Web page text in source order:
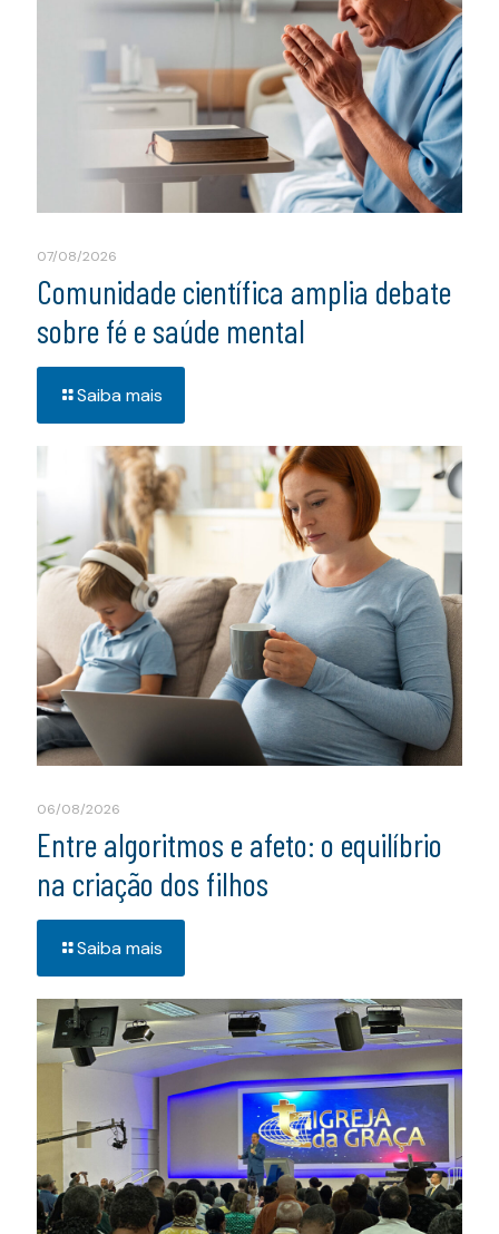
07/08/2026
Comunidade científica amplia debate
sobre fé e saúde mental
Saiba mais
06/08/2026
Entre algoritmos e afeto: o equilíbrio
na criação dos filhos
Saiba mais